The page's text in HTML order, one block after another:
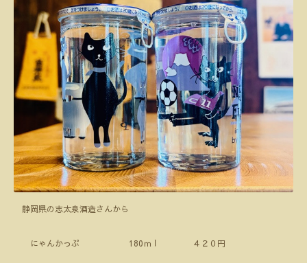
静岡県の志太泉酒造さんから
にゃんかっぷ 180ｍｌ ４２０円